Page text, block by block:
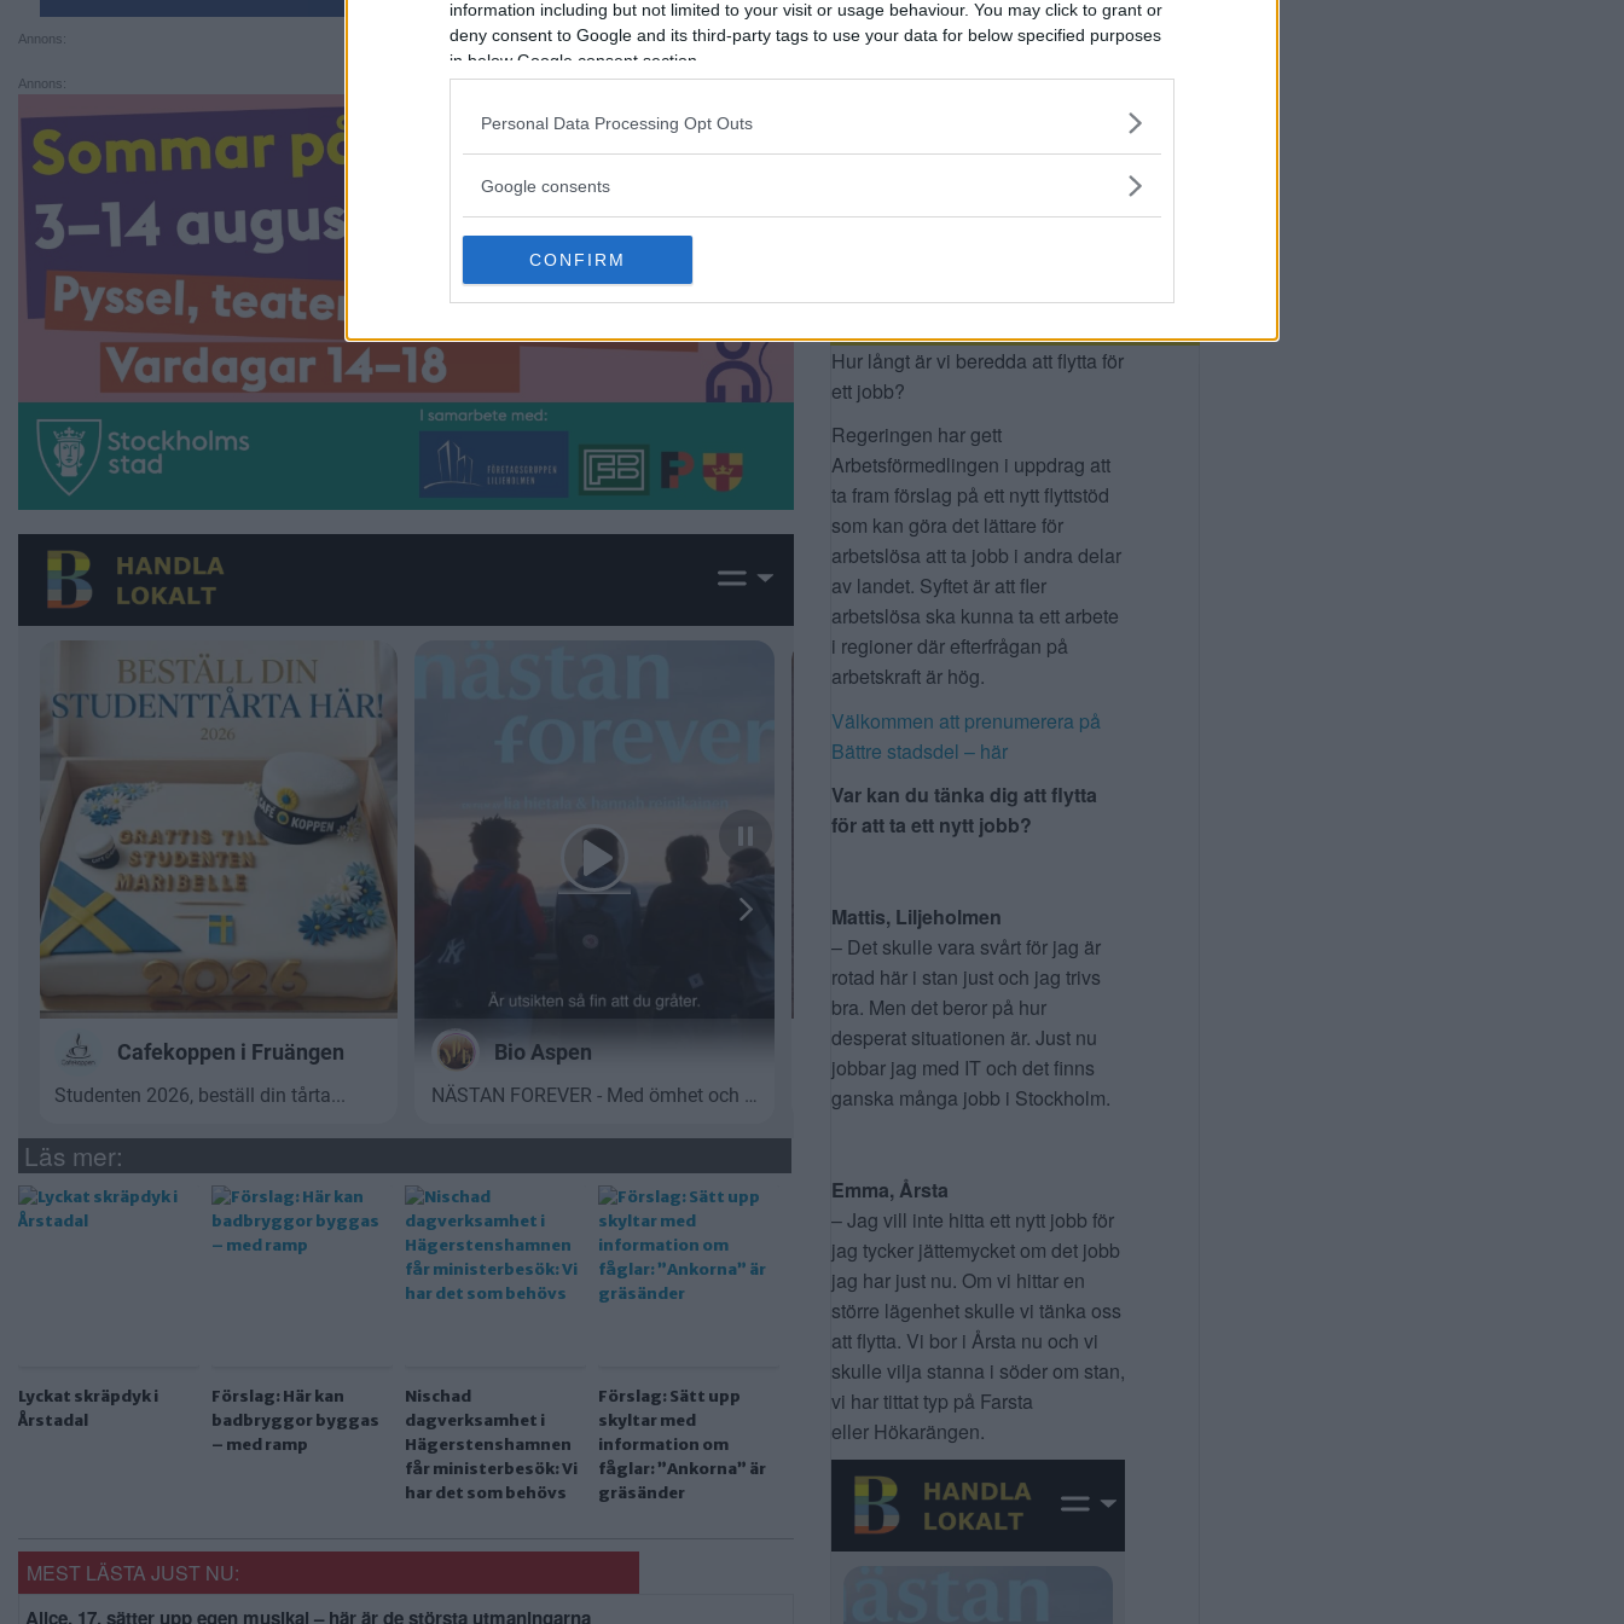
information including but not limited to your visit or usage behaviour. You may click to grant or
deny consent to Google and its third-party tags to use your data for below specified purposes
in below Google consent section.
Personal Data Processing Opt Outs
Google consents
CONFIRM
Annons:
Annons:
Läs mer:
Lyckat skräpdyk i
Årstadal
Förslag: Här kan
badbryggor byggas
– med ramp
Nischad
dagverksamhet i
Hägerstenshamnen
får ministerbesök: Vi
har det som behövs
Förslag: Sätt upp
skyltar med
information om
fåglar: ”Ankorna” är
gräsänder
MEST LÄSTA JUST NU:
Alice, 17, sätter upp egen musikal – här är de största utmaningarna
FÅGLAR: ”ANKORNA”
Hur långt är vi beredda att flytta för
ett jobb?
Regeringen har gett
Arbetsförmedlingen i uppdrag att
ta fram förslag på ett nytt flyttstöd
som kan göra det lättare för
arbetslösa att ta jobb i andra delar
av landet. Syftet är att fler
arbetslösa ska kunna ta ett arbete
i regioner där efterfrågan på
arbetskraft är hög.
Välkommen att prenumerera på
Bättre stadsdel – här
Var kan du tänka dig att flytta
för att ta ett nytt jobb?
Mattis, Liljeholmen
– Det skulle vara svårt för jag är
rotad här i stan just och jag trivs
bra. Men det beror på hur
desperat situationen är. Just nu
jobbar jag med IT och det finns
ganska många jobb i Stockholm.
Emma, Årsta
– Jag vill inte hitta ett nytt jobb för
jag tycker jättemycket om det jobb
jag har just nu. Om vi hittar en
större lägenhet skulle vi tänka oss
att flytta. Vi bor i Årsta nu och vi
skulle vilja stanna i söder om stan,
vi har tittat typ på Farsta
eller Hökarängen.